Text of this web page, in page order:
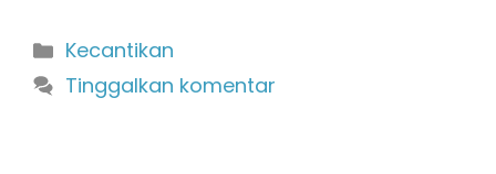
Kategori
Kecantikan
Tinggalkan komentar